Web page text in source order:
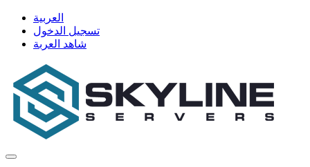
العربية
تسجيل الدخول
شاهد العربة
تبديل